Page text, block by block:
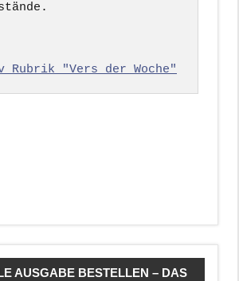
Rubrik "Vers der Woche"
AUSGABE BESTELLEN – DAS